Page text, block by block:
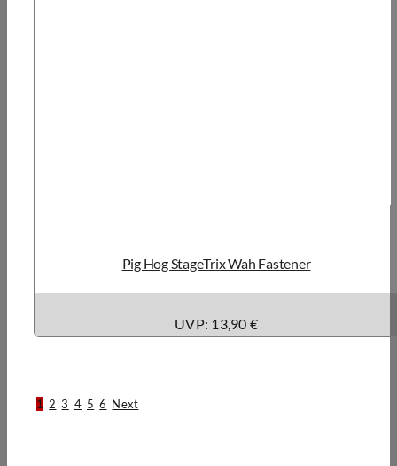
Pig Hog StageTrix Wah Fastener
UVP: 13,90 €
1 2 3 4 5 6 Next